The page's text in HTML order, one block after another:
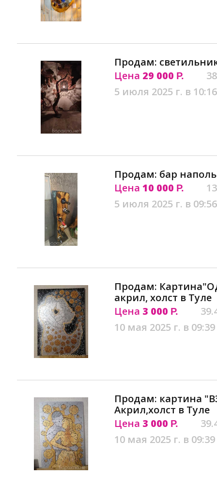
Продам:
Цена 29 000 Р.
5 июля 2025 г. в 10:16
Продам: бар
Цена 10 000 Р.
5 июля 2025 г. в 09:56
Продам:
акрил, холст в Туле
Цена 3 000 Р.
10 мая 2025 г. в 09:39
Продам: картина
Акрил,холст в Туле
Цена 3 000 Р.
10 мая 2025 г. в 09:39